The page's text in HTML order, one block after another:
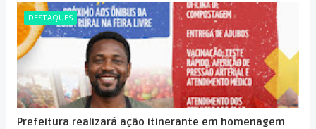
DESTAQUES
Prefeitura realizará ação itinerante em homenagem